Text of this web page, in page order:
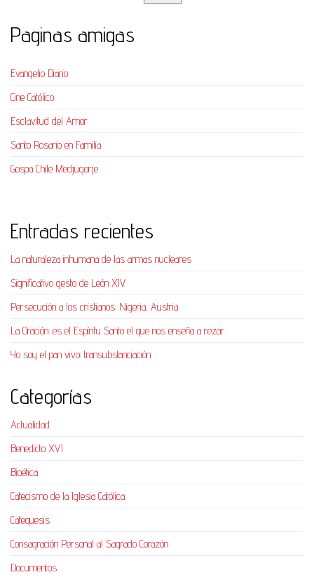
Paginas amigas
Evangelio Diario
Cine Católico
Esclavitud del Amor
Santo Rosario en Familia
Gospa Chile Medjugorje
Entradas recientes
La naturaleza inhumana de las armas nucleares
Significativo gesto de León XIV
Persecución a los cristianos: Nigeria, Austria
La Oración: es el Espíritu Santo el que nos enseña a rezar.
Yo soy el pan vivo: transubstanciación
Categorías
Actualidad
Benedicto XVI
Bioética
Catecismo de la Iglesia Católica
Catequesis
Consagración Personal al Sagrado Corazón
Documentos